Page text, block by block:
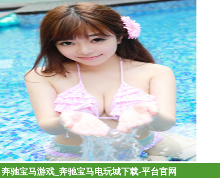
奔驰宝马游戏_奔驰宝马电玩城下载-平台官网